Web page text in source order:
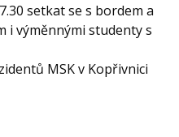
setkat se s bordem a
i výměnnými studenty s
MSK v Kopřivnici